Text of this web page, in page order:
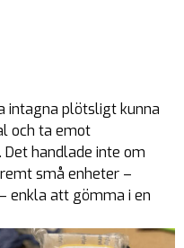
intagna plötsligt kunna
och ta emot
handlade inte om
små enheter –
enkla att gömma i en